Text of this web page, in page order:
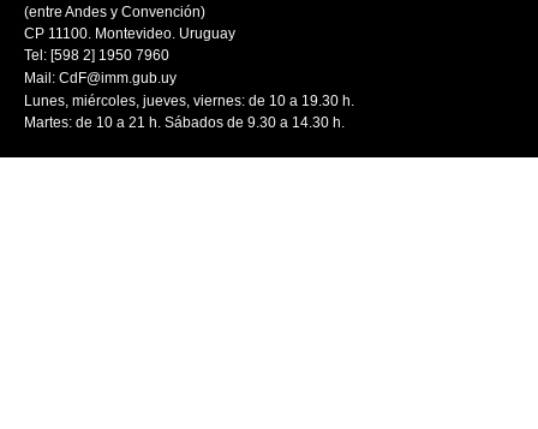
(entre Andes y Convención)
CP 11100. Montevideo. Uruguay
Tel: [598 2] 1950 7960
Mail: CdF@imm.gub.uy
Lunes, miércoles, jueves, viernes: de 10 a 19.30 h.
Martes: de 10 a 21 h. Sábados de 9.30 a 14.30 h.